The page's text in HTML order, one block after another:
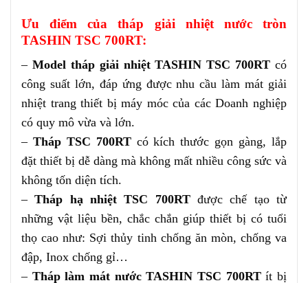
Ưu điểm của tháp giải nhiệt nước tròn
TASHIN TSC 700RT:
– Model tháp giải nhiệt TASHIN TSC 700RT có
công suất lớn, đáp ứng được nhu cầu làm mát giải
nhiệt trang thiết bị máy móc của các Doanh nghiệp
có quy mô vừa và lớn.
– Tháp TSC 700RTcó kích thước gọn gàng, lắp
đặt thiết bị dễ dàng mà không mất nhiều công sức và
không tốn diện tích.
–Tháp hạ nhiệt TSC 700RTđược chế tạo từ
những vật liệu bền, chắc chắn giúp thiết bị có tuổi
thọ cao như: Sợi thủy tinh chống ăn mòn, chống va
đập, Inox chống gỉ…
– Tháp làm mát nước TASHIN TSC 700RTít bị